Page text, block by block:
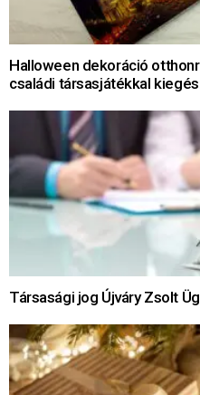
Halloween dekoráció
családi társasjátékkal
Társasági jog Újváry Zsolt